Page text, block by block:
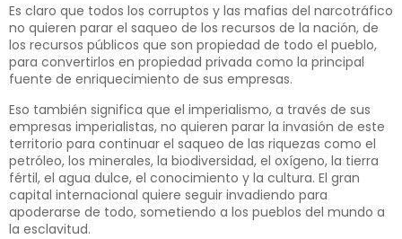
Es claro que todos los corruptos y las mafias del narcotráfico
no quieren parar el saqueo de los recursos de la nación, de
los recursos públicos que son propiedad de todo el pueblo,
para convertirlos en propiedad privada como la principal
fuente de enriquecimiento de sus empresas.
Eso también significa que el imperialismo, a través de sus
empresas imperialistas, no quieren parar la invasión de este
territorio para continuar el saqueo de las riquezas como el
petróleo, los minerales, la biodiversidad, el oxígeno, la tierra
fértil, el agua dulce, el conocimiento y la cultura. El gran
capital internacional quiere seguir invadiendo para
apoderarse de todo, sometiendo a los pueblos del mundo a
la esclavitud.